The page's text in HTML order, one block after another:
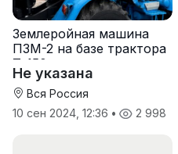
Землеройная машина
ПЗМ-2 на базе трактора
Т-150 с хранения
Не указана
Вся Россия
10 сен 2024, 12:36 • 2 998